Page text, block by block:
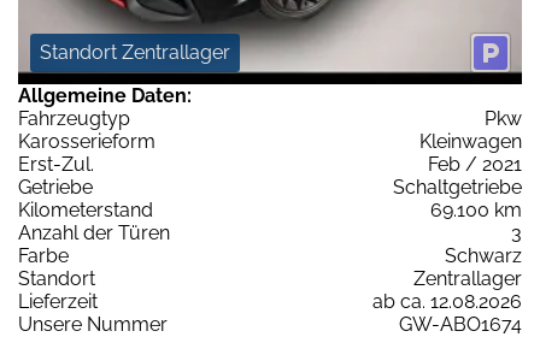
Standort Zentrallager
Allgemeine Daten:
Fahrzeugtyp
Pkw
Karosserieform
Kleinwagen
Erst-Zul.
Feb / 2021
Getriebe
Schaltgetriebe
Kilometerstand
69.100 km
Anzahl der Türen
3
Farbe
Schwarz
Standort
Zentrallager
Lieferzeit
ab ca. 12.08.2026
Unsere Nummer
GW-ABO1674